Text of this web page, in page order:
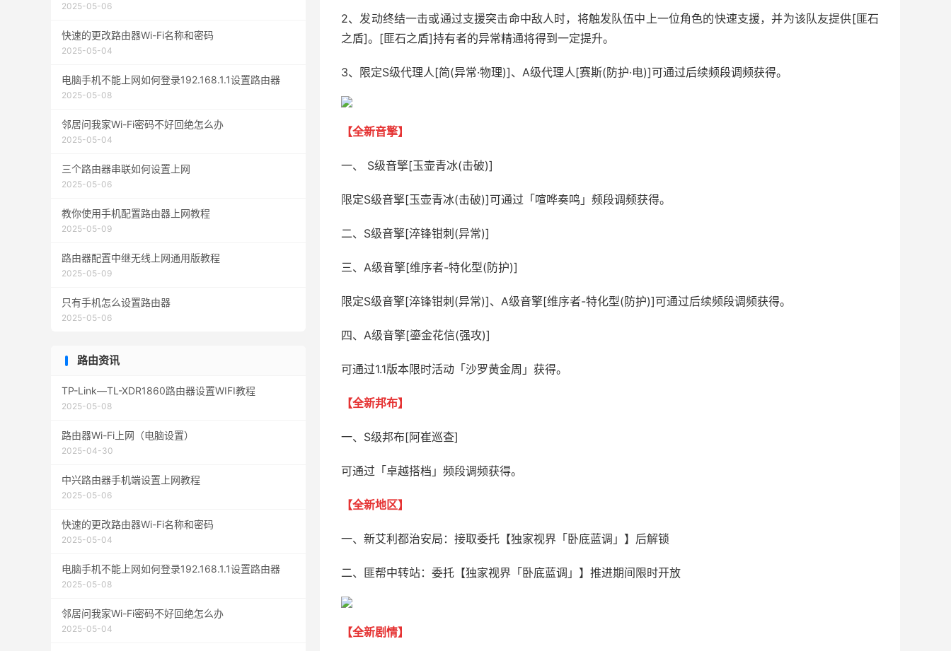
2、发动终结一击或通过支援突击命中敌人时，将触发队伍中上一位角色的快速支援，并为该队友提供[匪石
之盾]。[匪石之盾]持有者的异常精通将得到一定提升。
3、限定S级代理人[简(异常·物理)]、A级代理人[赛斯(防护·电)]可通过后续频段调频获得。
【全新音擎】
一、 S级音擎[玉壶青冰(击破)]
限定S级音擎[玉壶青冰(击破)]可通过「喧哗奏鸣」频段调频获得。
二、S级音擎[淬锋钳刺(异常)]
三、A级音擎[维序者-特化型(防护)]
限定S级音擎[淬锋钳刺(异常)]、A级音擎[维序者-特化型(防护)]可通过后续频段调频获得。
四、A级音擎[鎏金花信(强攻)]
可通过1.1版本限时活动「沙罗黄金周」获得。
【全新邦布】
一、S级邦布[阿崔巡查]
可通过「卓越搭档」频段调频获得。
【全新地区】
一、新艾利都治安局：接取委托【独家视界「卧底蓝调」】后解锁
二、匪帮中转站：委托【独家视界「卧底蓝调」】推进期间限时开放
【全新剧情】
2025-05-06
快速的更改路由器Wi-Fi名称和密码
2025-05-04
电脑手机不能上网如何登录192.168.1.1设置路由器
2025-05-08
邻居问我家Wi-Fi密码不好回绝怎么办
2025-05-04
三个路由器串联如何设置上网
2025-05-06
教你使用手机配置路由器上网教程
2025-05-09
路由器配置中继无线上网通用版教程
2025-05-09
只有手机怎么设置路由器
2025-05-06
路由资讯
TP-Link—TL-XDR1860路由器设置WIFI教程
2025-05-08
路由器Wi-Fi上网（电脑设置）
2025-04-30
中兴路由器手机端设置上网教程
2025-05-06
快速的更改路由器Wi-Fi名称和密码
2025-05-04
电脑手机不能上网如何登录192.168.1.1设置路由器
2025-05-08
邻居问我家Wi-Fi密码不好回绝怎么办
2025-05-04